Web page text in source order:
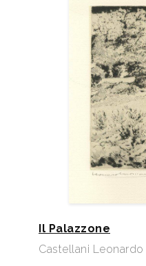
Il Palazzone
Castellani Leonardo